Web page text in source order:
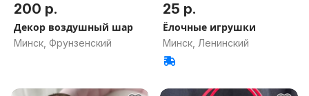
200 р.
Декор воздушный шар
Минск, Фрунзенский
25 р.
Ёлочные игрушки
Минск, Ленинский